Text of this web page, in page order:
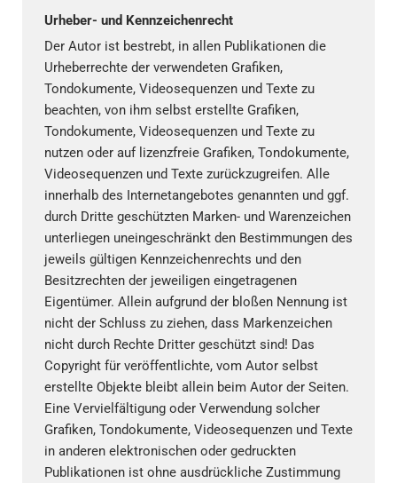
Urheber- und Kennzeichenrecht
Der Autor ist bestrebt, in allen Publikationen die
Urheberrechte der verwendeten Grafiken,
Tondokumente, Videosequenzen und Texte zu
beachten, von ihm selbst erstellte Grafiken,
Tondokumente, Videosequenzen und Texte zu
nutzen oder auf lizenzfreie Grafiken, Tondokumente,
Videosequenzen und Texte zurückzugreifen. Alle
innerhalb des Internetangebotes genannten und ggf.
durch Dritte geschützten Marken- und Warenzeichen
unterliegen uneingeschränkt den Bestimmungen des
jeweils gültigen Kennzeichenrechts und den
Besitzrechten der jeweiligen eingetragenen
Eigentümer. Allein aufgrund der bloßen Nennung ist
nicht der Schluss zu ziehen, dass Markenzeichen
nicht durch Rechte Dritter geschützt sind! Das
Copyright für veröffentlichte, vom Autor selbst
erstellte Objekte bleibt allein beim Autor der Seiten.
Eine Vervielfältigung oder Verwendung solcher
Grafiken, Tondokumente, Videosequenzen und Texte
in anderen elektronischen oder gedruckten
Publikationen ist ohne ausdrückliche Zustimmung